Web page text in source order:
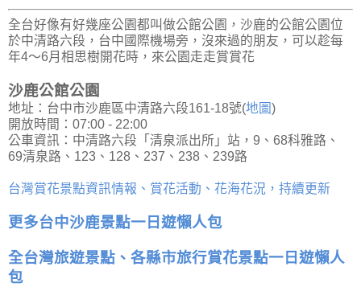
全台好像有好幾座公園都叫做公館公園，沙鹿的公館公園位
於中清路六段，台中國際機場旁，沒來過的朋友，可以趁每
年4～6月相思樹開花時，來公園走走賞賞花
沙鹿公館公園
地址：台中市沙鹿區中清路六段161-18號(地圖)
開放時間：07:00 - 22:00
公車資訊：中清路六段「清泉派出所」站，9、68科雅路、
69清泉路、123、128、237、238、239路
台灣賞花景點資訊情報、賞花活動、花海花況，持續更新
更多台中沙鹿景點一日遊懶人包
全台灣旅遊景點、各縣市旅行賞花景點一日遊懶人
包